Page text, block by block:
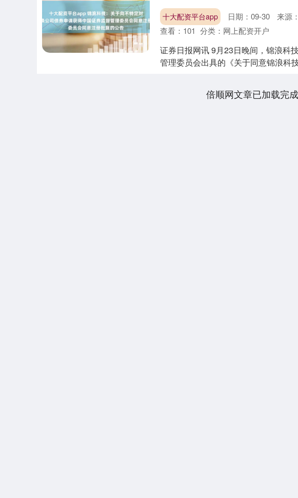
十大配资平台app 日期：09-30
来源
查看： 101 分类： 网上配资开户
证券日报网讯 9月23日晚间，锦浪科
管理委员会出具的《关于同意锦浪科
倍顺网文章已加载完成